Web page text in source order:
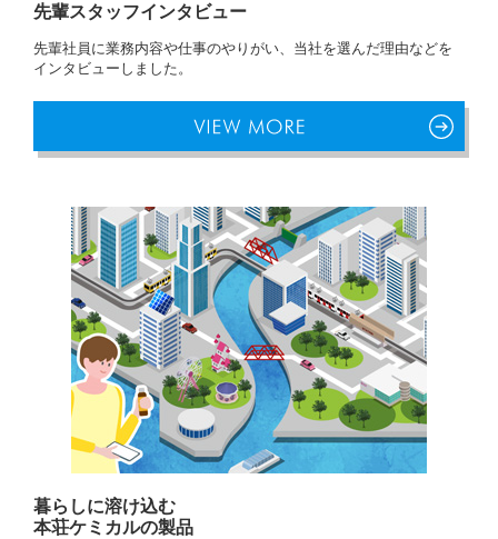
先輩スタッフインタビュー
先輩社員に業務内容や仕事のやりがい、当社を選んだ理由などを
インタビューしました。
暮らしに溶け込む
本荘ケミカルの製品